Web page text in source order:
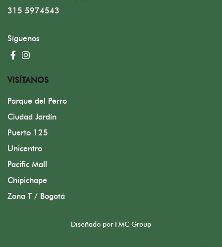
315 5974543
Síguenos
VISÍTANOS
Parque del Perro
Ciudad Jardín
Puerto 125
Unicentro
Pacific Mall
Chipichape
Zona T / Bogotá
Diseñado por FMC Group